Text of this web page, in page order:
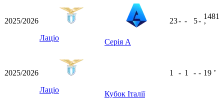
2025/2026
Лаціо
Серія А
23- - 5-
1481
ʼ
2025/2026
Лаціо
Кубок Італії
1 - 1 - - 19 ʼ